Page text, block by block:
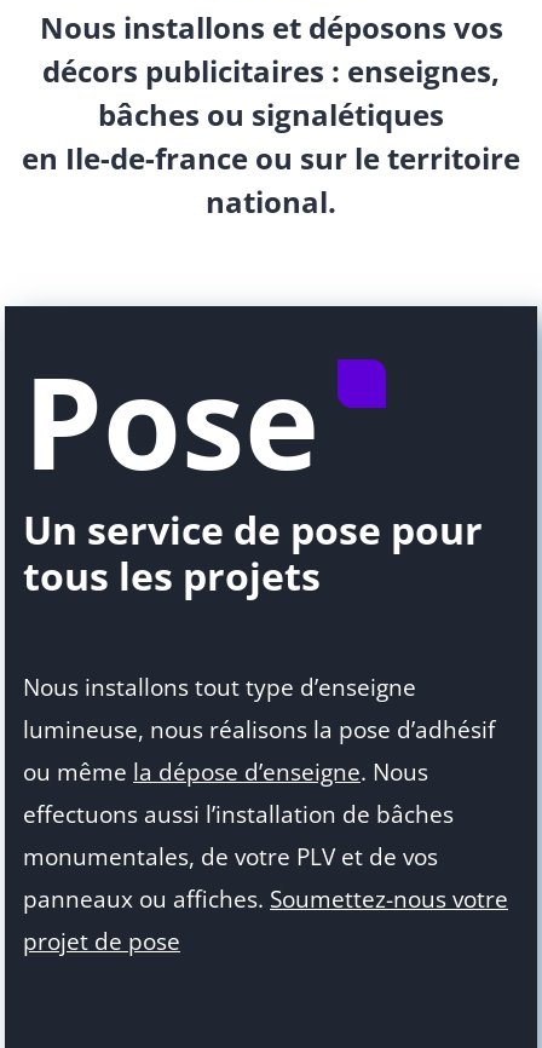
Nous installons et déposons vos
décors publicitaires : enseignes,
bâches ou signalétiques
en Ile-de-france ou sur le territoire
national.
Pose
Un service de pose pour
tous les projets
Nous installons tout type d’enseigne
lumineuse, nous réalisons la pose d’adhésif
ou même la dépose d’enseigne. Nous
effectuons aussi l’installation de bâches
monumentales, de votre PLV et de vos
panneaux ou affiches. Soumettez-nous votre
projet de pose